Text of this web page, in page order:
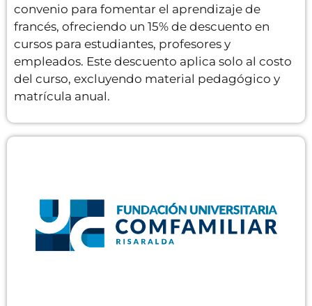
convenio para fomentar el aprendizaje de
francés, ofreciendo un 15% de descuento en
cursos para estudiantes, profesores y
empleados. Este descuento aplica solo al costo
del curso, excluyendo material pedagógico y
matrícula anual.